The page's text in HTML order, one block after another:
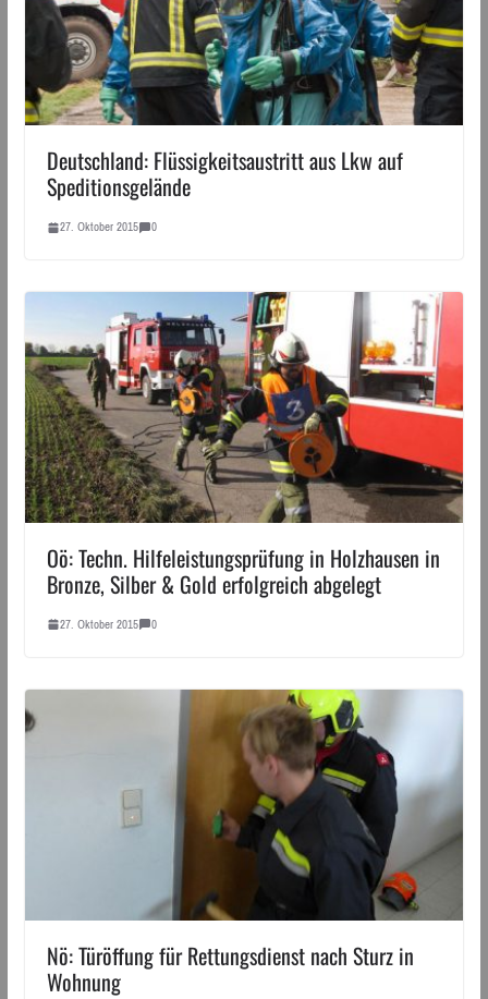
Deutschland: Flüssigkeitsaustritt aus Lkw auf
Speditionsgelände
27. Oktober 2015 0
Oö: Techn. Hilfeleistungsprüfung in Holzhausen in
Bronze, Silber & Gold erfolgreich abgelegt
27. Oktober 2015 0
Nö: Türöffung für Rettungsdienst nach Sturz in
Wohnung